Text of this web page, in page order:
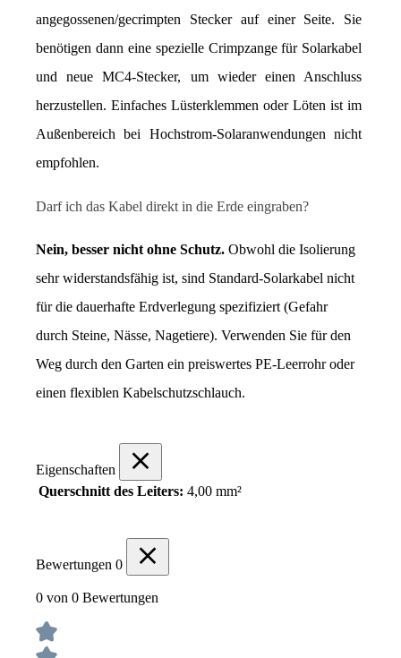
angegossenen/gecrimpten Stecker auf einer Seite. Sie
benötigen dann eine spezielle Crimpzange für Solarkabel
und neue MC4-Stecker, um wieder einen Anschluss
herzustellen. Einfaches Lüsterklemmen oder Löten ist im
Außenbereich bei Hochstrom-Solaranwendungen nicht
empfohlen.
Darf ich das Kabel direkt in die Erde eingraben?
Nein, besser nicht ohne Schutz. Obwohl die Isolierung
sehr widerstandsfähig ist, sind Standard-Solarkabel nicht
für die dauerhafte Erdverlegung spezifiziert (Gefahr
durch Steine, Nässe, Nagetiere). Verwenden Sie für den
Weg durch den Garten ein preiswertes PE-Leerrohr oder
einen flexiblen Kabelschutzschlauch.
Eigenschaften
Querschnitt des Leiters: 4,00 mm²
Bewertungen 0
0 von 0 Bewertungen